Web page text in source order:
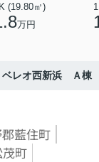
(19.80㎡)
万円
ベレオ西新浜 Ａ棟
藍住町
町